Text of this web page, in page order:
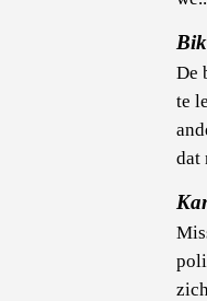
De
te
dat